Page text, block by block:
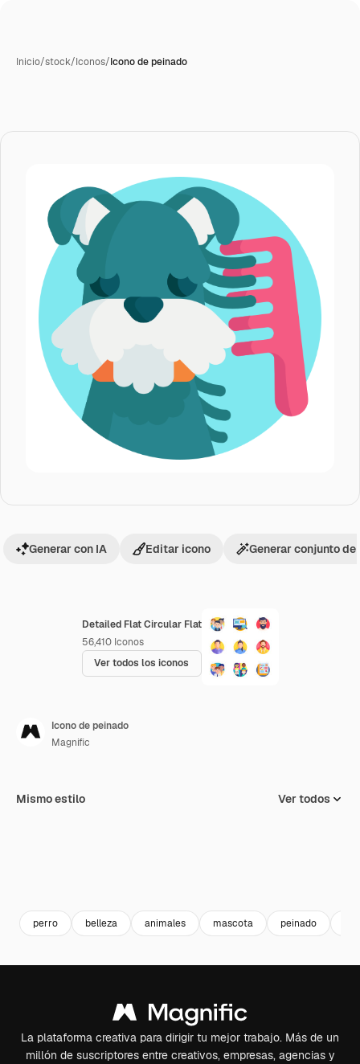
Inicio/stock/Iconos/Icono de peinado
Detailed Flat Circular Flat
56,410 Iconos
Ver todos los iconos
Generar con IA Editar icono Generar conjunto de
Icono de peinado
Magnific
Mismo estilo Ver todos
perro belleza animales mascota peinado
La plataforma creativa para dirigir tu mejor trabajo. Más de un
millón de suscriptores entre creativos, empresas, agencias y